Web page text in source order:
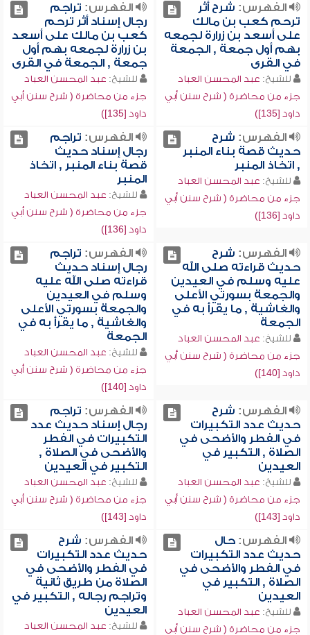
الفهرس: شرح أثر
ترحم كعب بن مالك
على أسعد بن زرارة لجمعه
بهم أول جمعة , الجمعة
في القرى
للشيخ: عبد المحسن العباد
جزء من محاضرة ( شرح سنن أبي
داود [135])
الفهرس: تراجم
رجال إسناد أثر ترحم
كعب بن مالك على أسعد
بن زرارة لجمعه بهم أول
جمعة , الجمعة في القرى
للشيخ: عبد المحسن العباد
جزء من محاضرة ( شرح سنن أبي
داود [135])
الفهرس: شرح
حديث قصة بناء المنبر
, اتخاذ المنبر
للشيخ: عبد المحسن العباد
جزء من محاضرة ( شرح سنن أبي
داود [136])
الفهرس: تراجم
رجال إسناد حديث
قصة بناء المنبر , اتخاذ
المنبر
للشيخ: عبد المحسن العباد
جزء من محاضرة ( شرح سنن أبي
داود [136])
الفهرس: شرح
حديث قراءته صلى الله
عليه وسلم في العيدين
والجمعة بسورتي الأعلى
والغاشية , ما يقرأ به في
الجمعة
للشيخ: عبد المحسن العباد
جزء من محاضرة ( شرح سنن أبي
داود [140])
الفهرس: تراجم
رجال إسناد حديث
قراءته صلى الله عليه
وسلم في العيدين
والجمعة بسورتي الأعلى
والغاشية , ما يقرأ به في
الجمعة
للشيخ: عبد المحسن العباد
جزء من محاضرة ( شرح سنن أبي
داود [140])
الفهرس: شرح
حديث عدد التكبيرات
في الفطر والأضحى في
الصلاة , التكبير في
العيدين
للشيخ: عبد المحسن العباد
جزء من محاضرة ( شرح سنن أبي
داود [143])
الفهرس: تراجم
رجال إسناد حديث عدد
التكبيرات في الفطر
والأضحى في الصلاة ,
التكبير في العيدين
للشيخ: عبد المحسن العباد
جزء من محاضرة ( شرح سنن أبي
داود [143])
الفهرس:حال
حديث عدد التكبيرات
في الفطر والأضحى في
الصلاة , التكبير في
العيدين
للشيخ: عبد المحسن العباد
جزء من محاضرة ( شرح سنن أبي
الفهرس: شرح
حديث عدد التكبيرات
في الفطر والأضحى في
الصلاة من طريق ثانية
وتراجم رجاله , التكبير في
العيدين
للشيخ: عبد المحسن العباد